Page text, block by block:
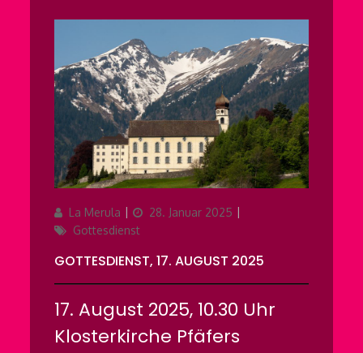
Author
La Merula
Updated
on
28. Januar 2025
Gottesdienst
GOTTESDIENST, 17. AUGUST 2025
17. August 2025, 10.30 Uhr
Klosterkirche Pfäfers